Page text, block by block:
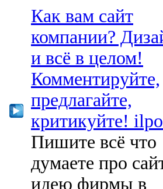
Как вам сайт
компании?
и всё в целом!
Комментируйте,
предлагайте,
критикуйте!
Пишите всё что
думаете про
идею фирмы в